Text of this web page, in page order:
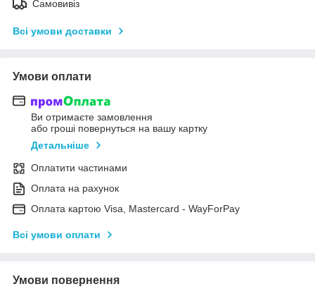
Самовивіз
Всі умови доставки
Умови оплати
Ви отримаєте замовлення
або гроші повернуться на вашу картку
Детальніше
Оплатити частинами
Оплата на рахунок
Оплата картою Visa, Mastercard - WayForPay
Всі умови оплати
Умови повернення